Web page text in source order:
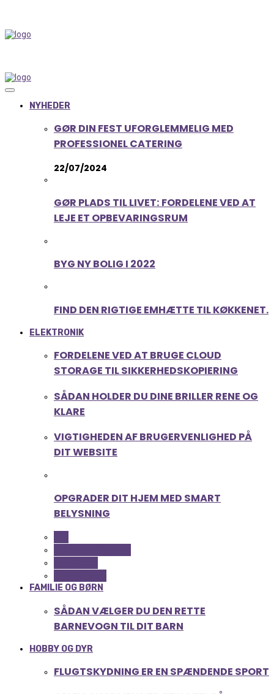
NYHEDER
GØR DIN FEST UFORGLEMMELIG MED
PROFESSIONEL CATERING
22/07/2024
GØR PLADS TIL LIVET: FORDELENE VED AT
LEJE ET OPBEVARINGSRUM
BYG NY BOLIG I 2022
FIND DEN RIGTIGE EMHÆTTE TIL KØKKENET.
ELEKTRONIK
FORDELENE VED AT BRUGE CLOUD
STORAGE TIL SIKKERHEDSKOPIERING
SÅDAN HOLDER DU DINE BRILLER RENE OG
KLARE
VIGTIGHEDEN AF BRUGERVENLIGHED PÅ
DIT WEBSITE
OPGRADER DIT HJEM MED SMART
BELYSNING
FAMILIE OG BØRN
SÅDAN VÆLGER DU DEN RETTE
BARNEVOGN TIL DIT BARN
HOBBY OG DYR
FLUGTSKYDNING ER EN SPÆNDENDE SPORT